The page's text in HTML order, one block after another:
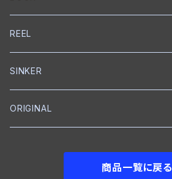
プロップベイト
シャッド
フットボールジグ
ワーム
クランクベイト
ワーム
BOTTOMUP
クランクベイト
ワイヤーベイト
DSTYLE
ワーム
reins
シングルフック
トレブルフック
ナイロン
フロロカーボン
VARIVAS
ライン
ナイロン
メジャー
タンブラー
Backboss
フィッシュグリップ
CAP
clef
CAP
SMITH
Tシャツ
NORIES
REEL
SHIMANO
ベイトリール
ABU Garcia
SINKER
reins
ORIGINAL
商品一覧に戻る